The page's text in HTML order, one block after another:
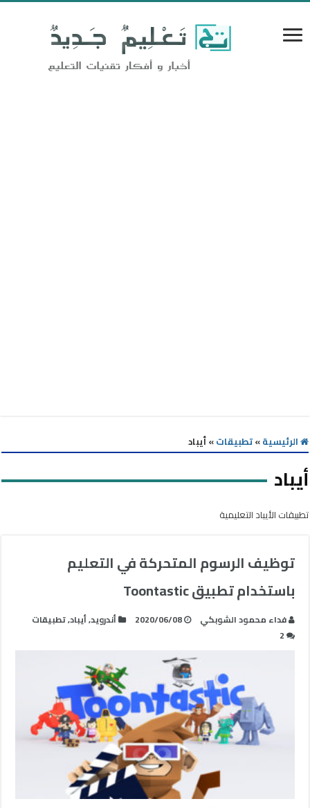
الرئيسية»تطبيقات»أيباد
أيباد
تطبيقات الأيباد التعليمية
توظيف الرسوم المتحركة في التعليم
باستخدام تطبيق Toontastic
فداء محمود الشوبكي 2020/06/08 أندرويد,أيباد,تطبيقات
2